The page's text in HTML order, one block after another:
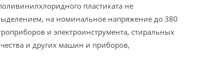
пластиката не
на номинальное напряжение до 380
и электроинструмента, стиральных
и других машин и приборов,